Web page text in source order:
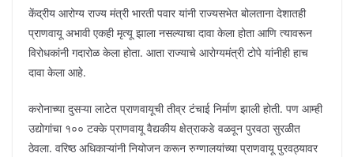
केंद्रीय आरोग्य राज्य मंत्री भारती पवार यांनी राज्यसभेत बोलताना देशातही
प्राणवायू अभावी एकही मृत्यू झाला नसल्याचा दावा केला होता आणि त्यावरून
विरोधकांनी गदारोळ केला होता. आता राज्याचे आरोग्यमंत्री टोपे यांनीही हाच
दावा केला आहे.
करोनाच्या दुसऱ्या लाटेत प्राणवायूची तीव्र टंचाई निर्माण झाली होती. पण आम्ही
उद्योगांचा १०० टक्के प्राणवायू वैद्यकीय क्षेत्राकडे वळवून पुरवठा सुरळीत
ठेवला. वरिष्ठ अधिकाऱ्यांनी नियोजन करून रुग्णालयांच्या प्राणवायू पुरवठ्यावर